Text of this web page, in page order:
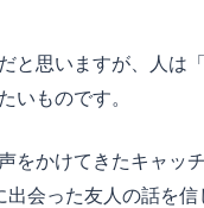
と思いますが、人は
いものです。
をかけてきたキャッ
出会った友人の話を信